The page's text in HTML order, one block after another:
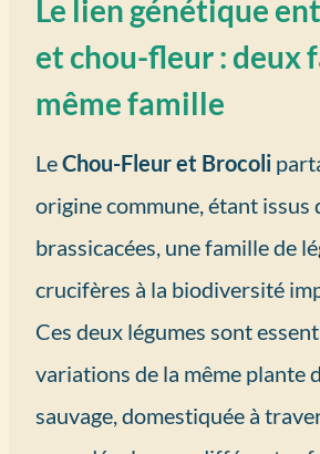
Le lien génétique
et chou-fleur : deux
même famille
LeChou-Fleur et Brocoli
origine commune, étant issus
brassicacées, une famille de
crucifères à la biodiversité
Ces deux légumes sont
variations de la même plante
sauvage, domestiquée à